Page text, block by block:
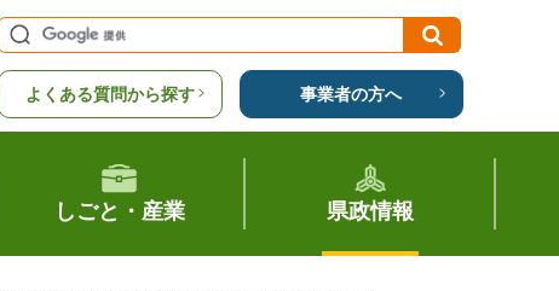
よくある質問から探す 事業者の方へ
しごと・産業 県政情報